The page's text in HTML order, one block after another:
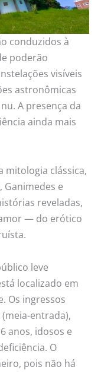
conduzidos à
poderão
visíveis
astronômicas
A presença da
ainda mais
mitologia clássica,
Ganimedes e
reveladas,
— do erótico
leve
localizado em
Os ingressos
(meia-entrada),
anos, idosos e
O
pois não há